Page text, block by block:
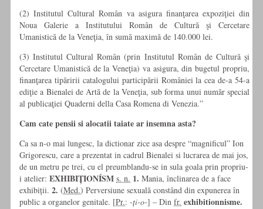
(2) Institutul Cultural Român va asigura finanţarea expoziţiei din
Noua Galerie a Institutului Român de Cultură şi Cercetare
Umanistică de la Veneţia, în sumă maximă de 140.000 lei.
(3) Institutul Cultural Român (prin Institutul Român de Cultură şi
Cercetare Umanistică de la Veneţia) va asigura, din bugetul propriu,
finanţarea tipăririi catalogului participării României la cea de-a 54-a
ediţie a Bienalei de Artă de la Veneţia, sub forma unui număr special
al publicaţiei Quaderni della Casa Romena di Venezia.”
Cam cate pensii si alocatii taiate ar insemna asta?
Ca sa n-o mai lungesc, la dictionar zice asa despre “magnificul” Ion
Grigorescu, care a prezentat in cadrul Bienalei si lucrarea de mai jos,
de un metru pe trei, cu el preumblandu-se in sula goala prin propriu-
i atelier: EXHIBIȚIONÍSM s. n. 1. Mania, înclinarea de a face
exhibiții. 2. (Med.) Perversiune sexuală constând din expunerea în
public a organelor genitale. [Pr.: -ți-o-] – Din fr. exhibitionnisme.